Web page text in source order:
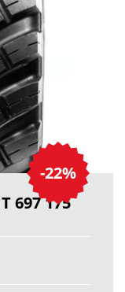
-22%
697 175